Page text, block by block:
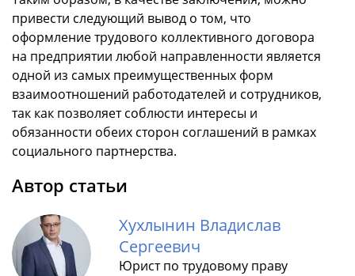
привести следующий вывод о том, что
оформление трудового коллективного договора
на предприятии любой направленности является
одной из самых преимущественных форм
взаимоотношений работодателей и сотрудников,
так как позволяет соблюсти интересы и
обязанности обеих сторон соглашений в рамках
социального партнерства.
Автор статьи
Хухлынин Владислав
Сергеевич
Юрист по трудовому праву